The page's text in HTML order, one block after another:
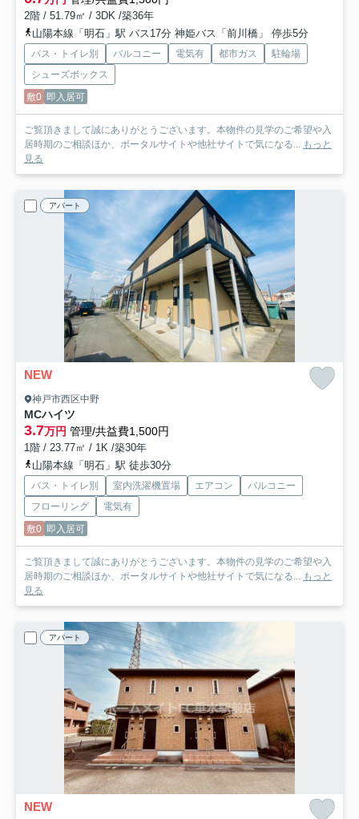
2階 / 51.79㎡ / 3DK /築36年
山陽本線「明石」駅 バス17分 神姫バス「前川橋」 停歩5分
バス・トイレ別 バルコニー 電気有 都市ガス
駐輪場
シューズボックス
敷0 即入居可
ご覧頂きまして誠にありがとうございます。本物件の見学のご希望や入
居時期のご相談ほか、ポータルサイトや他社サイトで気になる... もっと
見る
アパート
NEW
神戸市西区中野
MCハイツ
3.7万円 管理/共益費1,500円
1階 / 23.77㎡ / 1K /築30年
山陽本線「明石」駅 徒歩30分
バス・トイレ別 室内洗濯機置場 エアコン
バルコニー
フローリング
電気有
敷0 即入居可
ご覧頂きまして誠にありがとうございます。本物件の見学のご希望や入
居時期のご相談ほか、ポータルサイトや他社サイトで気になる... もっと
見る
アパート
NEW